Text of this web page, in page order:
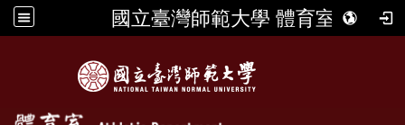
國立臺灣師範大學 體育室